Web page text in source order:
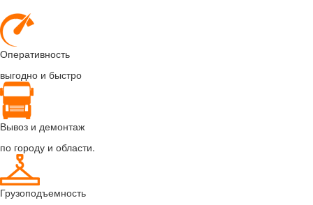
Оперативность
выгодно и быстро
Вывоз и демонтаж
по городу и области.
Грузоподъемность